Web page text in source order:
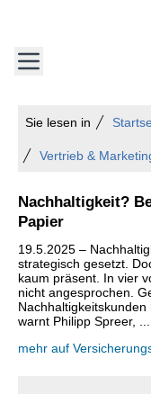
Sie lesen in
Vertrieb &
Nachhaltigkeit?
Papier
19.5.2025 –
strategisch gesetzt.
kaum präsent. In vier
nicht angesprochen.
warnt Philipp Spreer, ...
mehr auf